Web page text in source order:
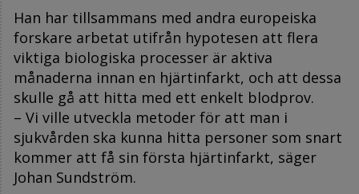
Han har tillsammans med andra europeiska
forskare arbetat utifrån hypotesen att flera
viktiga biologiska processer är aktiva
månaderna innan en hjärtinfarkt, och att dessa
skulle gå att hitta med ett enkelt blodprov.
– Vi ville utveckla metoder för att man i
sjukvården ska kunna hitta personer som snart
kommer att få sin första hjärtinfarkt, säger
Johan Sundström.